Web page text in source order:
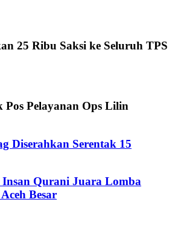
25 Ribu Saksi ke Seluruh TPS
Pos Pelayanan Ops Lilin
Diserahkan Serentak 15
Qurani Juara Lomba
Besar